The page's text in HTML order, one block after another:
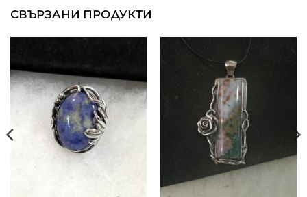
СВЪРЗАНИ ПРОДУКТИ